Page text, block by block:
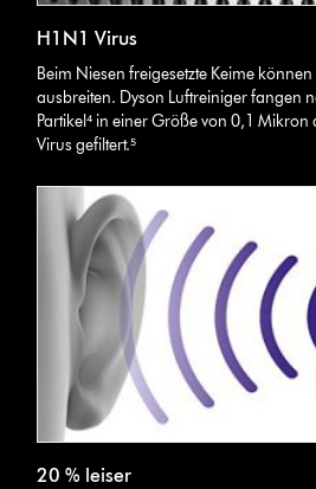
H1N1 Virus
Beim Niesen freigesetzte Keime
ausbreiten. Dyson Luftreiniger fangen
Partikel⁴ in einer Größe von 0,1
Virus gefiltert.⁵
20 % leiser